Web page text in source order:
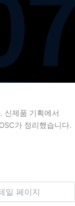
신제품 기획에서
가 정리했습니다.